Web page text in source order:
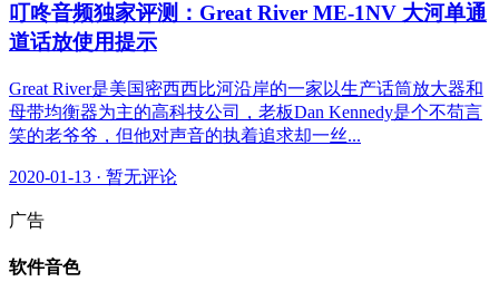
叮咚音频独家评测：Great River ME-1NV 大河单通
道话放使用提示
Great River是美国密西西比河沿岸的一家以生产话筒放大器和
母带均衡器为主的高科技公司，老板Dan Kennedy是个不苟言
笑的老爷爷，但他对声音的执着追求却一丝...
2020-01-13 · 暂无评论
广告
软件音色